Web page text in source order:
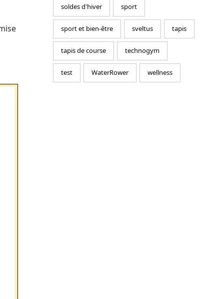
soldes d'hiver sport
sport et bien-être sveltus tapis
tapis de course technogym
test WaterRower wellness